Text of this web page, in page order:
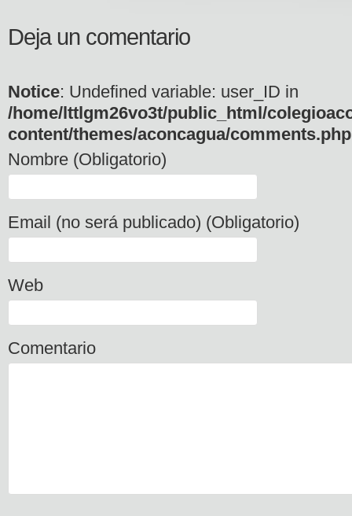
Deja un comentario
Notice: Undefined variable: user_ID in
/home/lttlgm26vo3t/public_html/
content/themes/aconcagua/comments.php
Nombre (Obligatorio)
Email (no será publicado) (Obligatorio)
Web
Comentario